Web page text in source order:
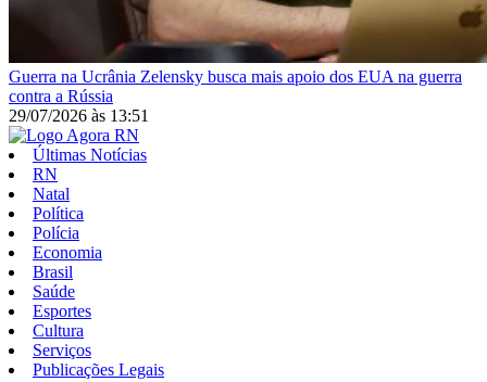
Guerra na Ucrânia Zelensky busca mais apoio dos EUA na guerra
contra a Rússia
29/07/2026 às 13:51
Últimas Notícias
RN
Natal
Política
Polícia
Economia
Brasil
Saúde
Esportes
Cultura
Serviços
Publicações Legais